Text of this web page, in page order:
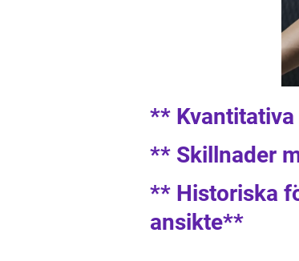
**
** Skillnader
** Historiska
ansikte**